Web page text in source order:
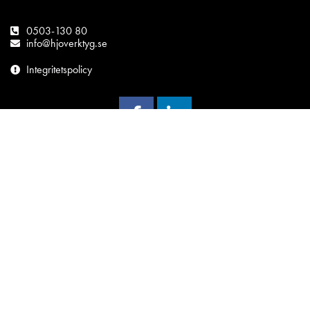
0503-130 80
info@hjoverktyg.se
Integritetspolicy